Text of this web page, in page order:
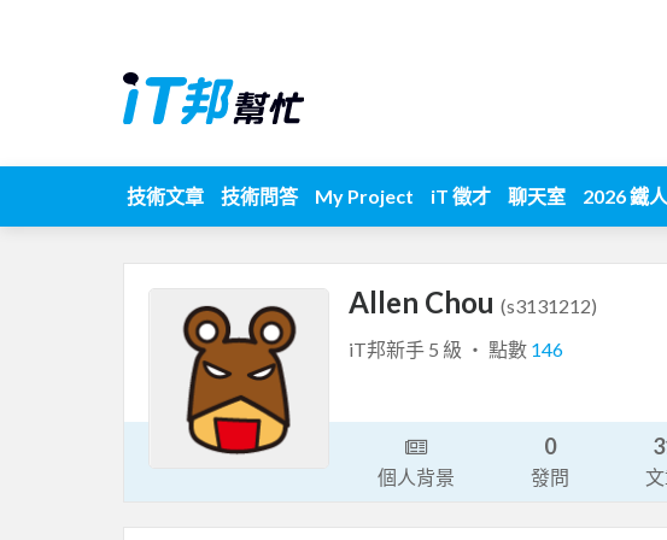
技術文章 技術問答 My Project iT 徵才 聊天室 2026 鐵
Allen Chou (s3131212)
iT邦新手 5 級 ‧ 點數 146
個人背景
0
發問